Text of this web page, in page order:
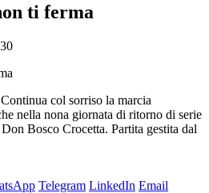
ti ferma
col sorriso la marcia
nella nona giornata di ritorno di serie
Bosco Crocetta. Partita gestita dal
Telegram LinkedIn Email